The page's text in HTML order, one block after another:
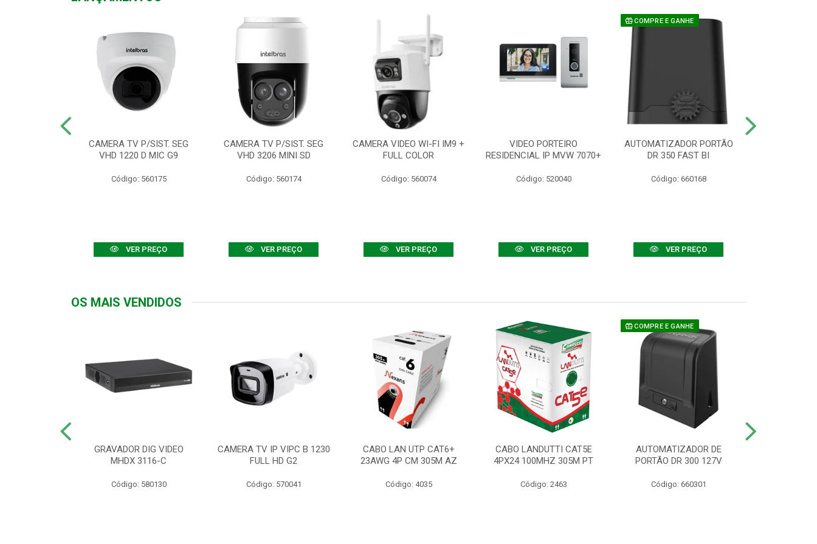
CAMERA TV P/SIST. SEG
VHD 1220 D MIC G9
Código: 560175
VER PREÇO
CAMERA TV P/SIST. SEG
VHD 3206 MINI SD
Código: 560174
VER PREÇO
CAMERA VIDEO WI-FI IM9 +
FULL COLOR
Código: 560074
VER PREÇO
VIDEO PORTEIRO
RESIDENCIAL IP MVW 7070+
Código: 520040
VER PREÇO
COMPRE E GANHE
AUTOMATIZADOR PORTÃO
DR 350 FAST BI
Código: 660168
VER PREÇO
OS MAIS VENDIDOS
GRAVADOR DIG VIDEO
MHDX 3116-C
Código: 580130
CAMERA TV IP VIPC B 1230
FULL HD G2
Código: 570041
CABO LAN UTP CAT6+
23AWG 4P CM 305M AZ
Código: 4035
CABO LANDUTTI CAT5E
4PX24 100MHZ 305M PT
Código: 2463
COMPRE E GANHE
AUTOMATIZADOR DE
PORTÃO DR 300 127V
Código: 660301